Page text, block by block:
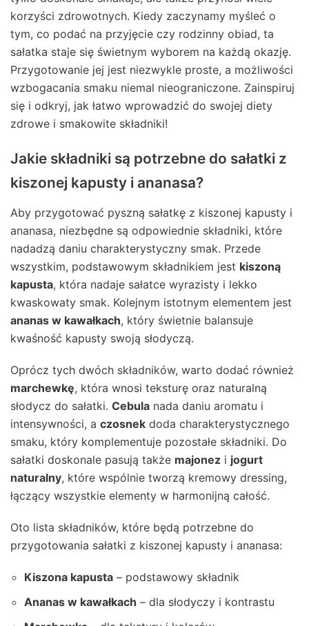
korzyści zdrowotnych. Kiedy zaczynamy myśleć o
tym, co podać na przyjęcie czy rodzinny obiad, ta
sałatka staje się świetnym wyborem na każdą okazję.
Przygotowanie jej jest niezwykle proste, a możliwości
wzbogacania smaku niemal nieograniczone. Zainspiruj
się i odkryj, jak łatwo wprowadzić do swojej diety
zdrowe i smakowite składniki!
Jakie składniki są potrzebne do sałatki z
kiszonej kapusty i ananasa?
Aby przygotować pyszną sałatkę z kiszonej kapusty i
ananasa, niezbędne są odpowiednie składniki, które
nadadzą daniu charakterystyczny smak. Przede
wszystkim, podstawowym składnikiem jest kiszoną
kapusta, która nadaje sałatce wyrazisty i lekko
kwaskowaty smak. Kolejnym istotnym elementem jest
ananas w kawałkach, który świetnie balansuje
kwaśność kapusty swoją słodyczą.
Oprócz tych dwóch składników, warto dodać również
marchewkę, która wnosi teksturę oraz naturalną
słodycz do sałatki. Cebula nada daniu aromatu i
intensywności, a czosnek doda charakterystycznego
smaku, który komplementuje pozostałe składniki. Do
sałatki doskonale pasują także majonez i jogurt
naturalny, które wspólnie tworzą kremowy dressing,
łączący wszystkie elementy w harmonijną całość.
Oto lista składników, które będą potrzebne do
przygotowania sałatki z kiszonej kapusty i ananasa:
Kiszona kapusta – podstawowy składnik
Ananas w kawałkach – dla słodyczy i kontrastu